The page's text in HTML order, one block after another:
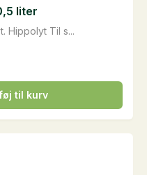
Hippolyt Til s...
liter
til kurv